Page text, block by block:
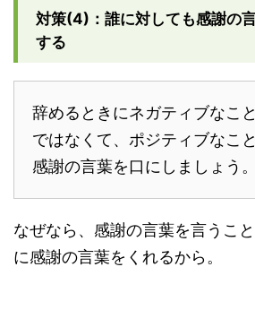
対策(4)：誰に対しても感謝の
する
辞めるときにネガティブなこ
ではなくて、ポジティブなこ
感謝の言葉を口にしましょう。
なぜなら、感謝の言葉を言うこ
に感謝の言葉をくれるから。